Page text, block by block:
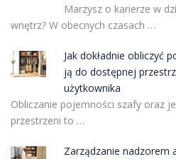
Marzysz o karierze w
wnętrz? W obecnych czasach …
Jak dokładnie obliczyć
ją do dostępnej
użytkownika
Obliczanie pojemności szafy oraz
przestrzeni to …
Zarządzanie nadzorem